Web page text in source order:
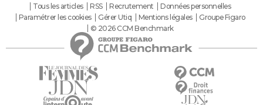
Tous les articles
RSS Recrutement
Données personnelles
Paramétrer les cookies
Gérer Utiq Mentions légales
Groupe Figaro
© 2026 CCM Benchmark